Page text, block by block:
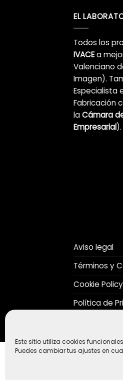
Este sitio utiliza cookies
Puedes cambiar tus ajustes en
EL
Todos los
IVACEa
Valenciano
Imagen).
Especialista
Fabricación
laCámara
Empresarial).
Aviso legal
Términos y
Cookie Policy
Política de
Copyright